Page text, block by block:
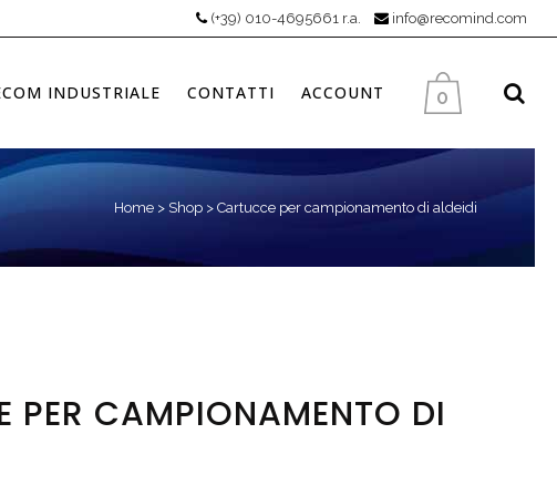
(+39) 010-4695661 r.a. info@recomind.com
0
INDUSTRIALE CONTATTI ACCOUNT
Home > Shop > Cartucce per campionamento di aldeidi
PER CAMPIONAMENTO DI